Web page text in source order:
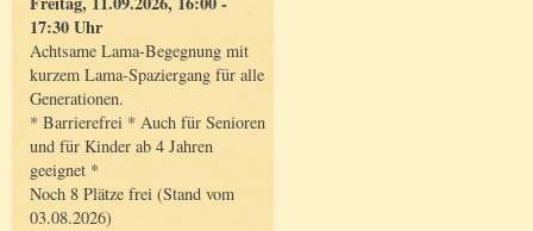
17:30 Uhr
Achtsame Lama-Begegnung mit
kurzem Lama-Spaziergang für alle
Generationen.
* Barrierefrei * Auch für Senioren
und für Kinder ab 4 Jahren
geeignet *
Noch 8 Plätze frei (Stand vom
03.08.2026)